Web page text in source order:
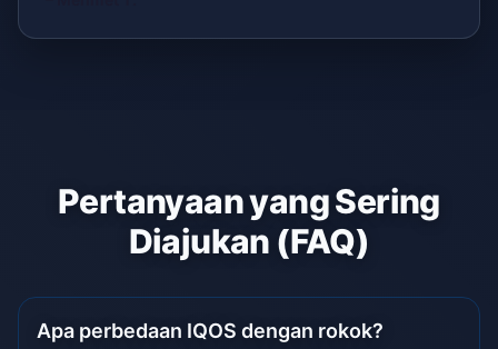
Pertanyaan yang Sering
Diajukan (FAQ)
Apa perbedaan IQOS dengan rokok?